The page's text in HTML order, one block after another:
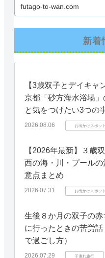
#イラス
futago-to-wan.com
新着
【3歳双子とデイキャ
京都「砂方海水浴場」
と気をつけたい3つの
2026.08.06 お出かけスポット
【2026年最新】３歳
西の海・川・プール
意点まとめ
2026.07.31 お出かけスポット
生後８か月の双子の
に行ったときの苦労話
で過ごし方）
2026.07.29 子連れ旅行